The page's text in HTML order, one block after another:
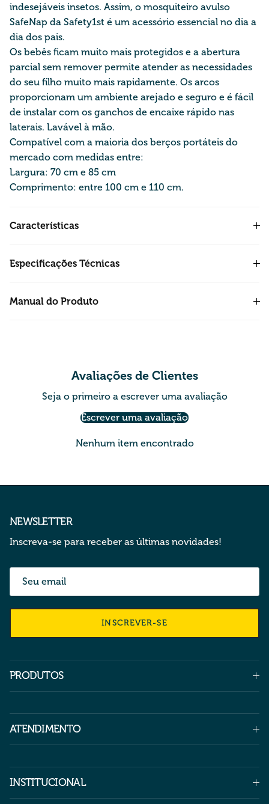
indesejáveis insetos. Assim, o mosquiteiro avulso
SafeNap da Safety1st é um acessório essencial no dia a
dia dos pais.
Os bebês ficam muito mais protegidos e a abertura
parcial sem remover permite atender as necessidades
do seu filho muito mais rapidamente. Os arcos
proporcionam um ambiente arejado e seguro e é fácil
de instalar com os ganchos de encaixe rápido nas
laterais. Lavável à mão.
Compatível com a maioria dos berços portáteis do
mercado com medidas entre:
Largura: 70 cm e 85 cm
Comprimento: entre 100 cm e 110 cm.
Características
Especificações Técnicas
Manual do Produto
Avaliações de Clientes
Seja o primeiro a escrever uma avaliação
Escrever uma avaliação
Nenhum item encontrado
NEWSLETTER
Inscreva-se para receber as últimas novidades!
INSCREVER-SE
PRODUTOS
ATENDIMENTO
INSTITUCIONAL